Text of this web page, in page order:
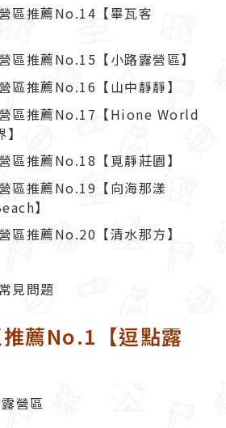
區推薦No.14【畢瓦客
區推薦No.15【小路露營區】
區推薦No.16【山中靜靜】
區推薦No.17【Hione World
區推薦No.18【覓靜莊園】
區推薦No.19【向海那漾
】
區推薦No.20【清水那方】
見問題
薦No.1【逗點露
營區